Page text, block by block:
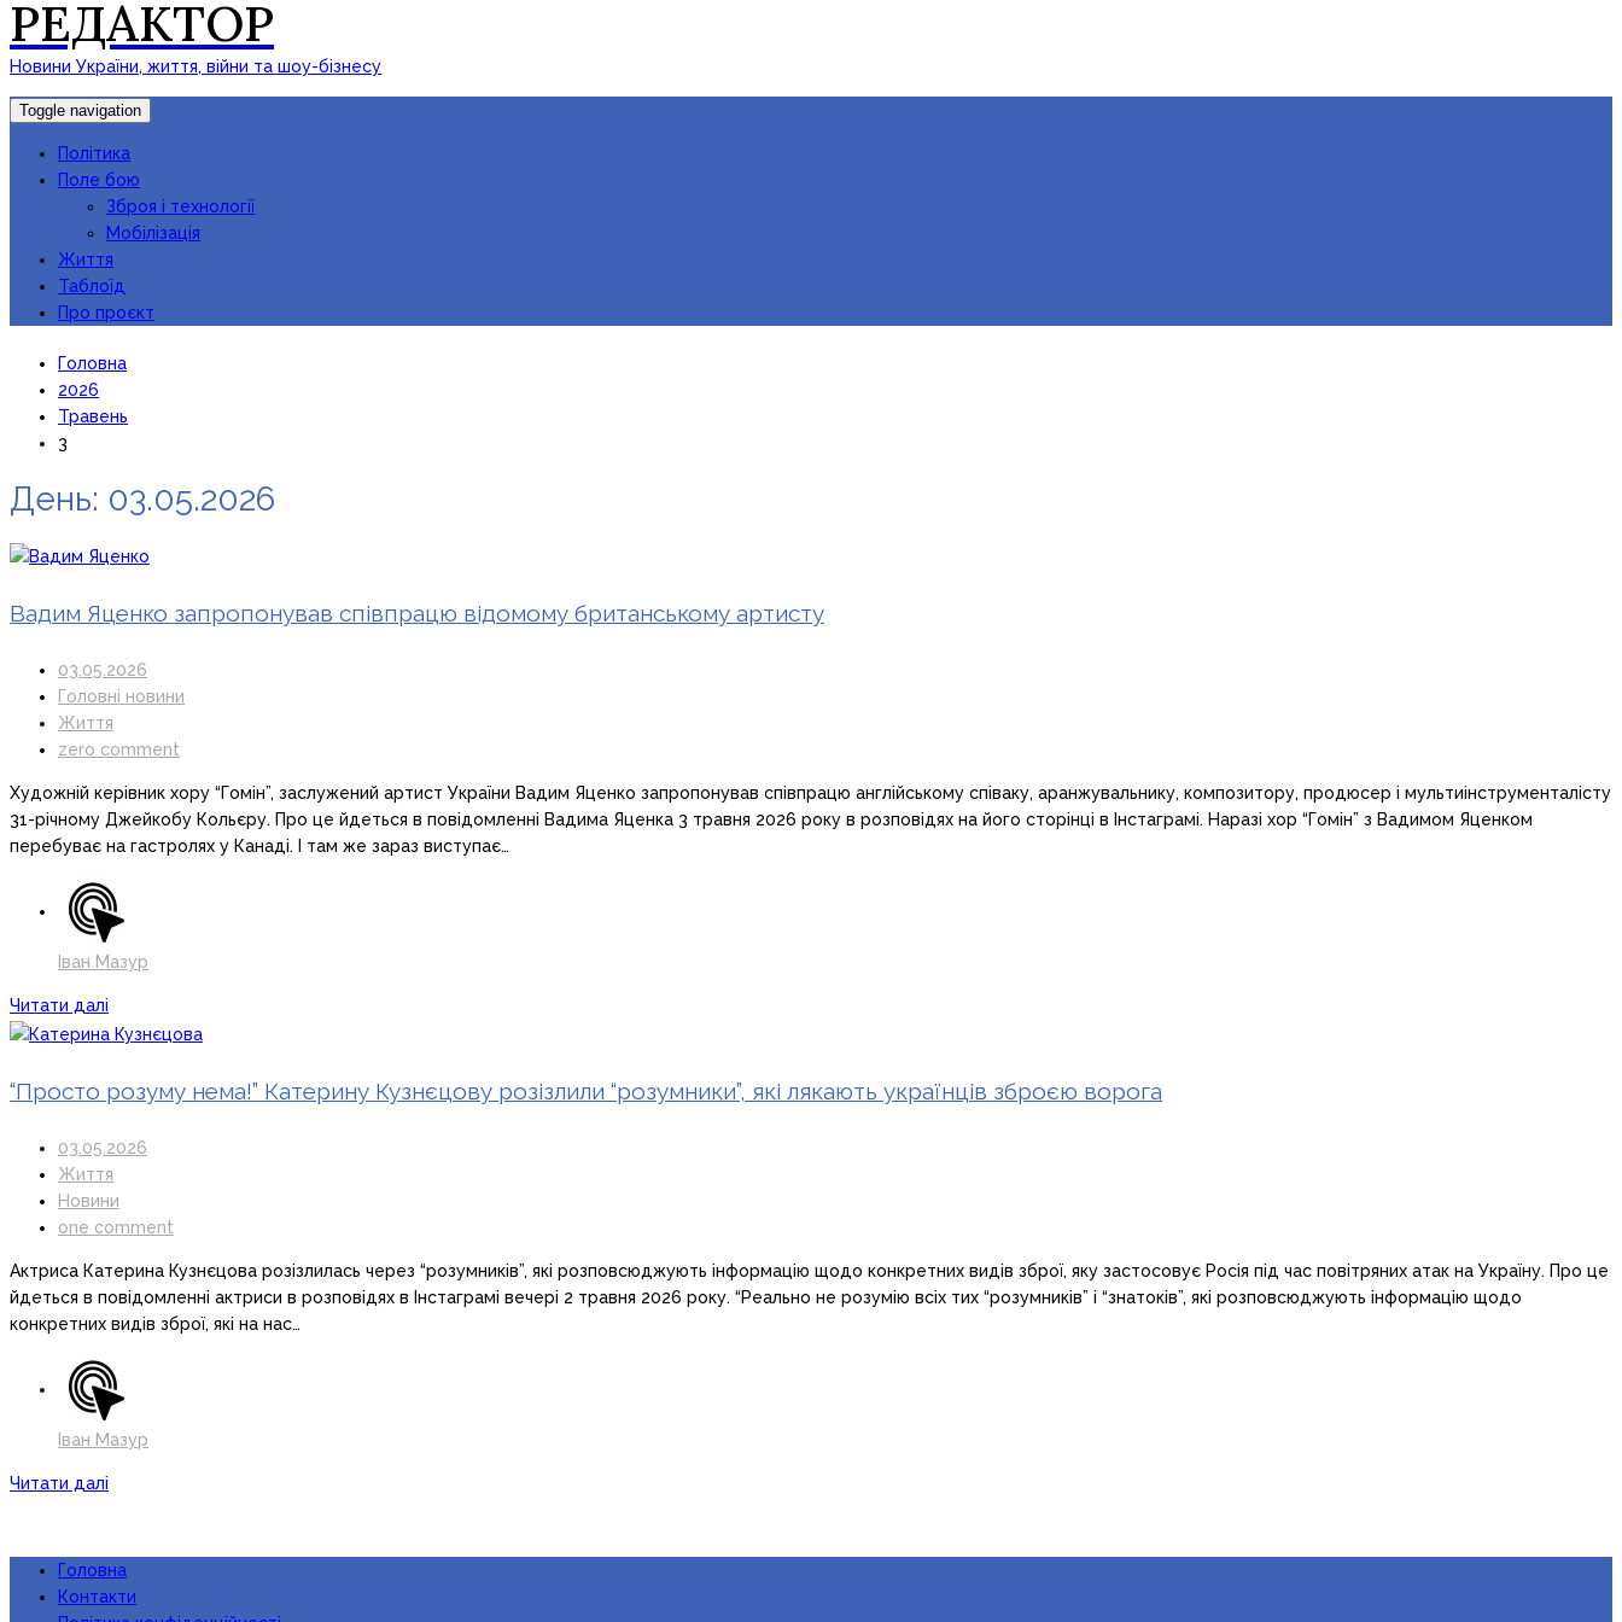
РЕДАКТОР
Новини України, життя, війни та шоу-бізнесу
Toggle navigation
Політика
Поле бою
Зброя і технології
Мобілізація
Життя
Таблоїд
Про проєкт
Головна
2026
Травень
3
День: 03.05.2026
Вадим Яценко запропонував співпрацю відомому британському артисту
03.05.2026
Головні новини
Життя
zero comment
Художній керівник хору “Гомін”, заслужений артист України Вадим Яценко запропонував співпрацю англійському співаку, аранжувальнику, композитору, продюсер і мультиінструменталісту
31-річному Джейкобу Кольєру. Про це йдеться в повідомленні Вадима Яценка 3 травня 2026 року в розповідях на його сторінці в Інстаграмі. Наразі хор “Гомін” з Вадимом Яценком
перебуває на гастролях у Канаді. І там же зараз виступає…
Іван Мазур
Читати далі
“Просто розуму нема!” Катерину Кузнєцову розізлили “розумники”, які лякають українців зброєю ворога
03.05.2026
Життя
Новини
one comment
Актриса Катерина Кузнєцова розізлилась через “розумників”, які розповсюджують інформацію щодо конкретних видів зброї, яку застосовує Росія під час повітряних атак на Україну. Про це
йдеться в повідомленні актриси в розповідях в Інстаграмі вечері 2 травня 2026 року. “Реально не розумію всіх тих “розумників” і “знатоків”, які розповсюджують інформацію щодо
конкретних видів зброї, які на нас…
Іван Мазур
Читати далі
Головна
Контакти